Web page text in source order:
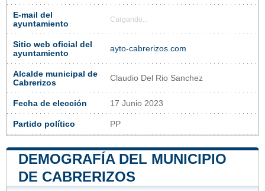
E-mail del
ayuntamiento
Cargando...
Sitio web oficial del
ayuntamiento
ayto-cabrerizos.com
Alcalde municipal de
Cabrerizos
Claudio Del Rio Sanchez
Fecha de elección 17 Junio 2023
Partido político PP
DEMOGRAFÍA DEL MUNICIPIO
DE CABRERIZOS